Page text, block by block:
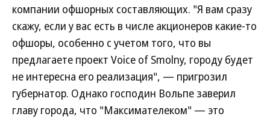
компании офшорных составляющих. "Я вам сразу
скажу, если у вас есть в числе акционеров какие-то
офшоры, особенно с учетом того, что вы
предлагаете проект Voice of Smolny, городу будет
не интересна его реализация", — пригрозил
губернатор. Однако господин Вольпе заверил
главу города, что "Максимателеком" — это